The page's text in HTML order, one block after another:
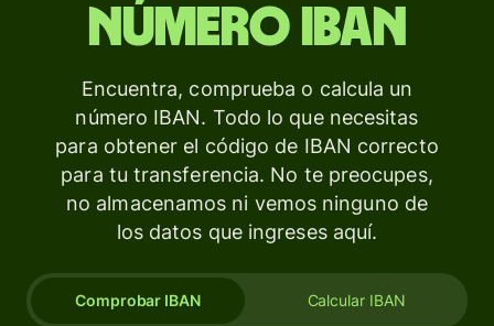
número IBAN
Encuentra, comprueba o calcula un
número IBAN. Todo lo que necesitas
para obtener el código de IBAN correcto
para tu transferencia. No te preocupes,
no almacenamos ni vemos ninguno de
los datos que ingreses aquí.
Comprobar IBAN Calcular IBAN